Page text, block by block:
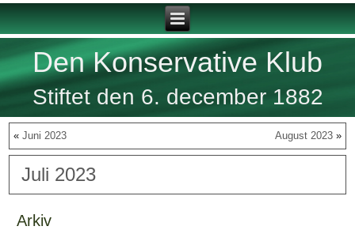
Den Konservative Klub
Stiftet den 6. december 1882
«Juni 2023 August 2023»
Juli 2023
Arkiv